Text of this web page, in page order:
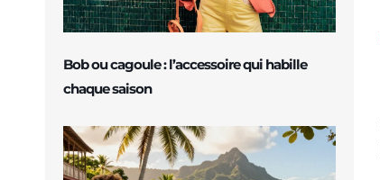
Bob ou cagoule : l’accessoire qui habille
chaque saison